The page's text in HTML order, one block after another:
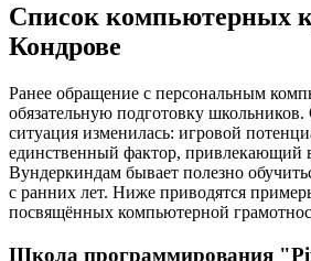
Список компьютерных
Кондрове
Ранее обращение с персональным
обязательную подготовку
ситуация изменилась: игровой
единственный фактор, привлекающий
Вундеркиндам бывает полезно
с ранних лет. Ниже приводятся
посвящённых компьютерной
Школа программирования